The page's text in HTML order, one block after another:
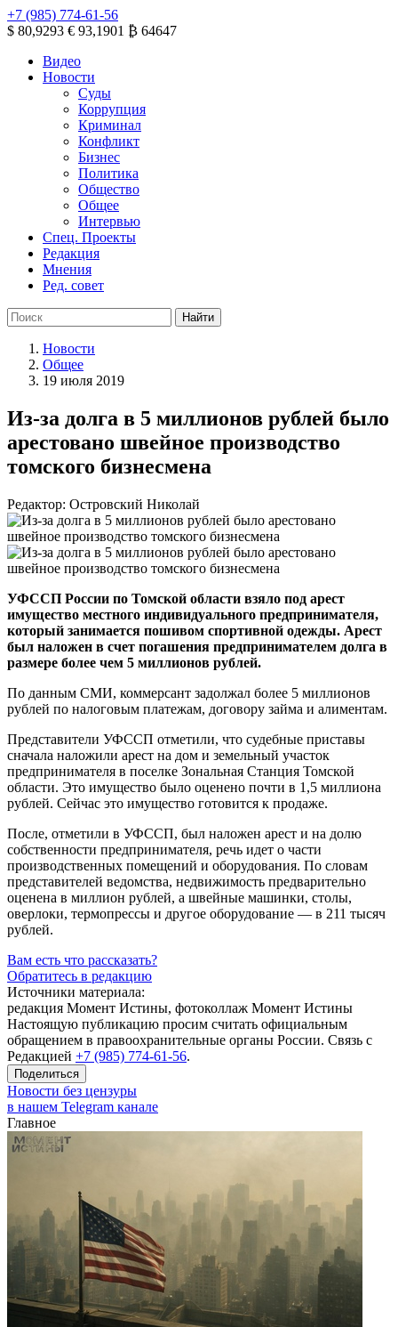
+7 (985) 774-61-56
$ 80,9293 € 93,1901 ₿ 64647
Видео
Новости
Суды
Коррупция
Криминал
Конфликт
Бизнес
Политика
Общество
Общее
Интервью
Спец. Проекты
Редакция
Мнения
Ред. совет
Новости
Общее
19 июля 2019
Из-за долга в 5 миллионов рублей было
арестовано швейное производство
томского бизнесмена
Редактор: Островский Николай
УФССП России по Томской области взяло под арест
имущество местного индивидуального предпринимателя,
который занимается пошивом спортивной одежды. Арест
был наложен в счет погашения предпринимателем долга в
размере более чем 5 миллионов рублей.
По данным СМИ, коммерсант задолжал более 5 миллионов
рублей по налоговым платежам, договору займа и алиментам.
Представители УФССП отметили, что судебные приставы
сначала наложили арест на дом и земельный участок
предпринимателя в поселке Зональная Станция Томской
области. Это имущество было оценено почти в 1,5 миллиона
рублей. Сейчас это имущество готовится к продаже.
После, отметили в УФССП, был наложен арест и на долю
собственности предпринимателя, речь идет о части
производственных помещений и оборудования. По словам
представителей ведомства, недвижимость предварительно
оценена в миллион рублей, а швейные машинки, столы,
оверлоки, термопрессы и другое оборудование — в 211 тысяч
рублей.
Вам есть что рассказать?
Обратитесь в редакцию
Источники материала:
редакция Момент Истины, фотоколлаж Момент Истины
Настоящую публикацию просим считать официальным
обращением в правоохранительные органы России. Связь с
Редакцией +7 (985) 774-61-56.
Поделиться
Новости без цензуры
в нашем Telegram канале
Главное